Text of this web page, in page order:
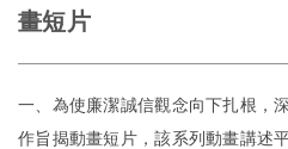
畫短片
一、為使廉潔誠信觀念向下扎根，
作旨揭動畫短片，該系列動畫講述